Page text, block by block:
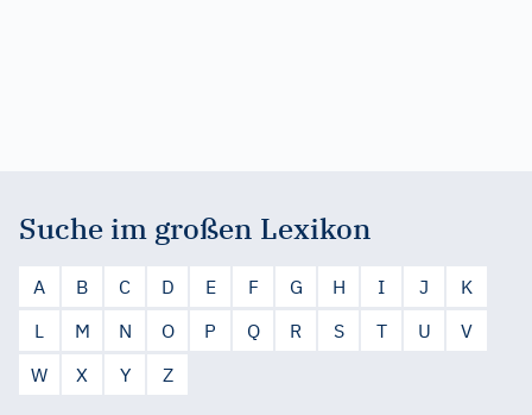
Suche im großen Lexikon
A B C D E F G H I J
K
L
M N O P Q R S T U
V
W
X Y Z